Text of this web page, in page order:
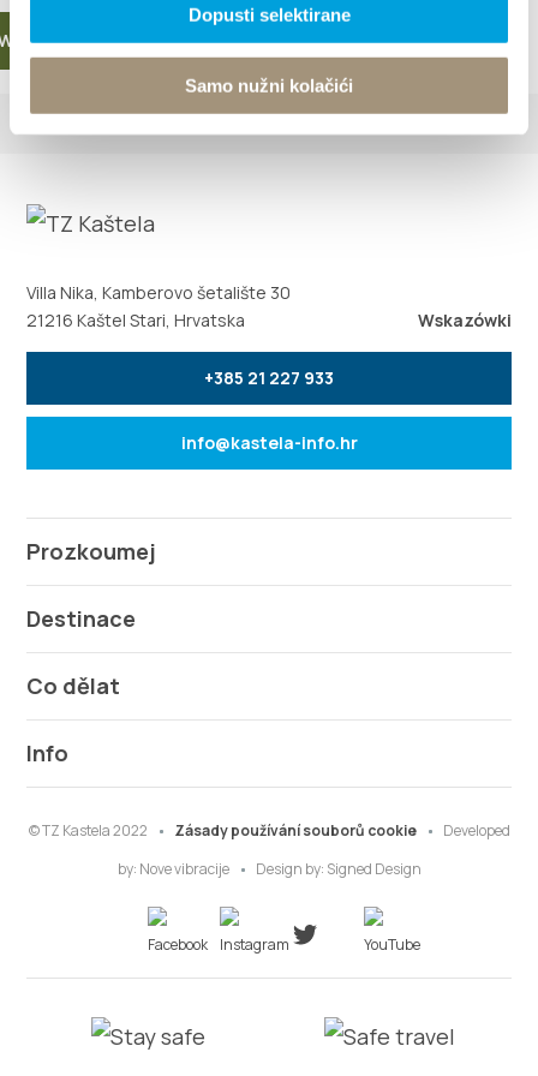
Dopusti selektirane
Samo nužni kolačići
Villa Nika, Kamberovo šetalište 30
21216 Kaštel Stari, Hrvatska
Wskazówki
+385 21 227 933
info@kastela-info.hr
Prozkoumej
Destinace
Co dělat
Info
© TZ Kastela 2022 Zásady používání souborů cookie
Developed
by: Nove vibracije Design by: Signed Design